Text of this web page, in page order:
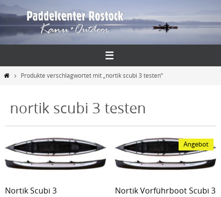
Inhalt
springen
StartProdukte verschlagwortet mit „nortik scubi 3 testen“
nortik scubi 3 testen
Nortik Scubi 3
Angebot
Nortik Vorführboot Scubi 3